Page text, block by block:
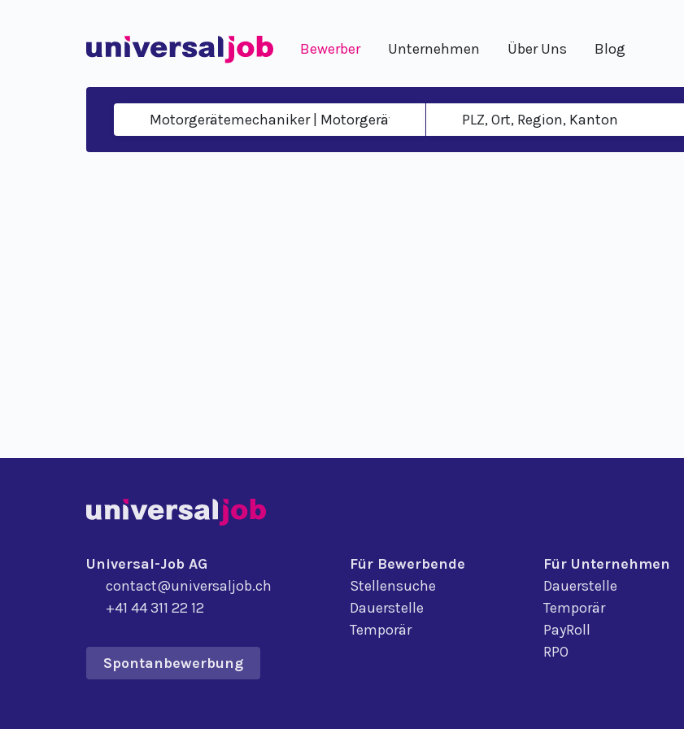
Bewerber Unternehmen Über Uns Blog
Universal-Job AG
contact@universaljob.ch
+41 44 311 22 12
Spontanbewerbung
Für Bewerbende
Stellensuche
Dauerstelle
Temporär
Für Unternehmen
Dauerstelle
Temporär
PayRoll
RPO